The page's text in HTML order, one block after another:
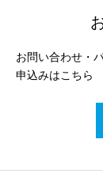
お問い合わせ・
申込みはこちら